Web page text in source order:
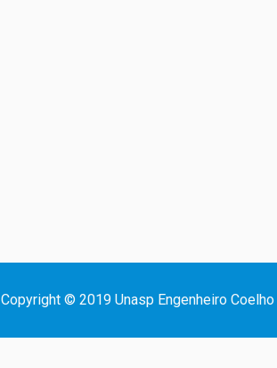
Copyright © 2019 Unasp Engenheiro Coelho